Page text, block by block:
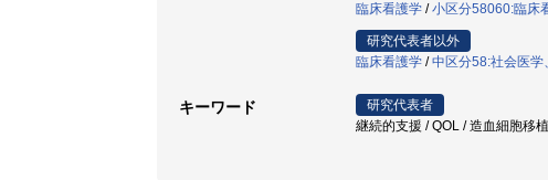
臨床看護学 /小区分58060:臨床
研究代表者以外
臨床看護学 /中区分58:社会医
キーワード
研究代表者
継続的支援 / QOL / 造血細胞移